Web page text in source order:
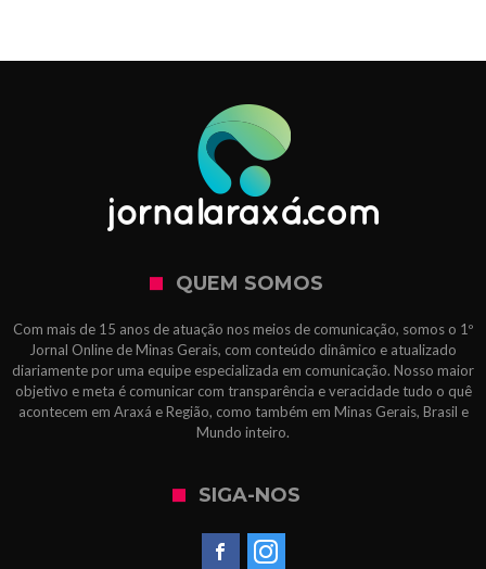
QUEM SOMOS
Com mais de 15 anos de atuação nos meios de comunicação, somos o 1º
Jornal Online de Minas Gerais, com conteúdo dinâmico e atualizado
diariamente por uma equipe especializada em comunicação. Nosso maior
objetivo e meta é comunicar com transparência e veracidade tudo o quê
acontecem em Araxá e Região, como também em Minas Gerais, Brasil e
Mundo inteiro.
SIGA-NOS